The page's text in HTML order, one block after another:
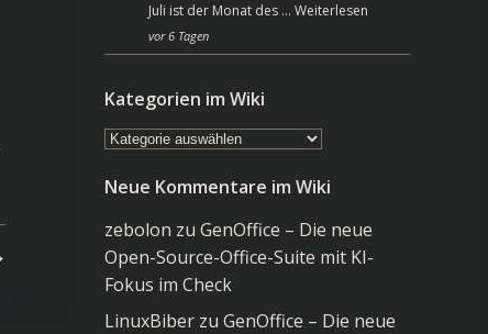
Juli ist der Monat des … Weiterlesen
vor 6 Tagen
Kategorien im Wiki
Kategorien
Wiki
Neue Kommentare im Wiki
zebolon zu GenOffice – Die neue
Open-Source-Office-Suite mit KI-
Fokus im Check
LinuxBiber zu GenOffice – Die neue